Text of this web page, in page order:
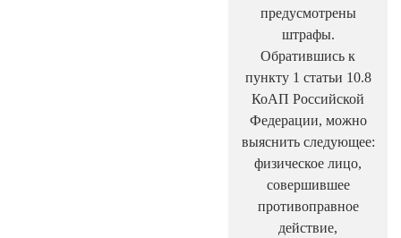
предусмотрены
штрафы.
Обратившись к
пункту 1 статьи 10.8
КоАП Российской
Федерации, можно
выяснить следующее:
физическое лицо,
совершившее
противоправное
действие,